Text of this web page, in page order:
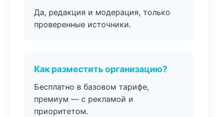
Да, редакция и модерация, только
проверенные источники.
Как разместить организацию?
Бесплатно в базовом тарифе,
премиум — с рекламой и
приоритетом.